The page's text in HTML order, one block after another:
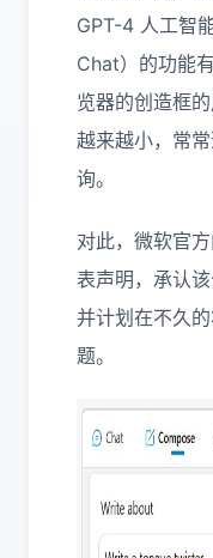
GPT-4 人工智
Chat）的功能
览器的创造框
越来越小，常
询。
对此，微软官
表声明，承认
并计划在不久
题。